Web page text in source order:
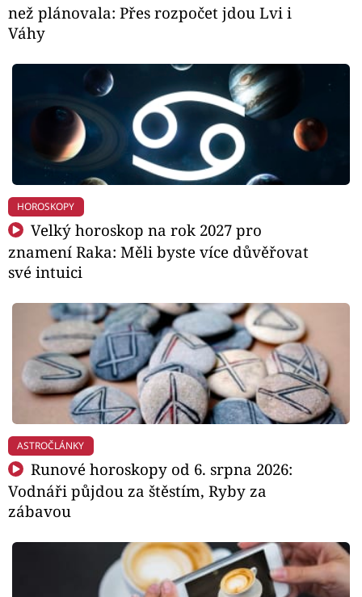
než plánovala: Přes rozpočet jdou Lvi i
Váhy
HOROSKOPY
Velký horoskop na rok 2027 pro
znamení Raka: Měli byste více důvěřovat
své intuici
ASTROČLÁNKY
Runové horoskopy od 6. srpna 2026:
Vodnáři půjdou za štěstím, Ryby za
zábavou